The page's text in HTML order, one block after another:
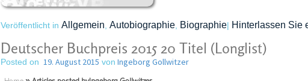
Veröffentlicht in Allgemein Autobiographie, Biographie| Hinterlassen Sie
Deutscher Buchpreis 2015 20 Titel (Longlist)
Posted on 19. August 2015 von Ingeborg Gollwitzer